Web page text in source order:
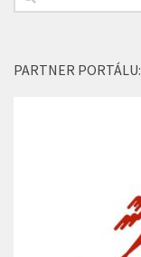
PARTNER PORTÁLU: